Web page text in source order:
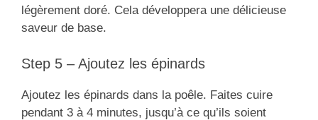
légèrement doré. Cela développera une délicieuse
saveur de base.
Step 5 – Ajoutez les épinards
Ajoutez les épinards dans la poêle. Faites cuire
pendant 3 à 4 minutes, jusqu’à ce qu’ils soient